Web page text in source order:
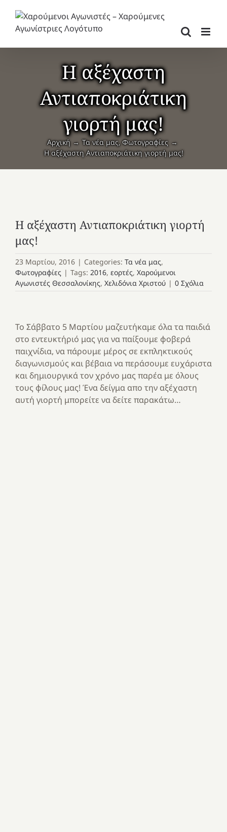
περιεχόμενο
Η αξέχαστη
Αντιαποκριάτικη
γιορτή μας!
Αρχική Τα νέα μας Φωτογραφίες
Η αξέχαστη Αντιαποκριάτικη γιορτή μας!
Η αξέχαστη Αντιαποκριάτικη γιορτή
μας!
23 Μαρτίου, 2016 | Categories: Τα νέα μας,
Φωτογραφίες | Tags: 2016, εορτές, Χαρούμενοι
Αγωνιστές Θεσσαλονίκης, Χελιδόνια Χριστού | 0 Σχόλια
Το Σάββατο 5 Μαρτίου μαζευτήκαμε όλα τα παιδιά
στο εντευκτήριό μας για να παίξουμε φοβερά
παιχνίδια, να πάρουμε μέρος σε εκπληκτικούς
διαγωνισμούς και βέβαια να περάσουμε ευχάριστα
και δημιουργικά τον χρόνο μας παρέα με όλους
τους φίλους μας! Ένα δείγμα απο την αξέχαστη
αυτή γιορτή μπορείτε να δείτε παρακάτω…